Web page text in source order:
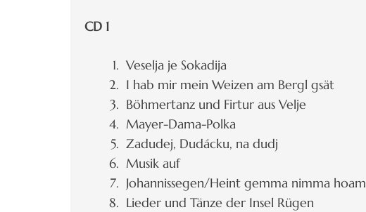
CD 1
Veselja je Sokadija
I hab mir mein Weizen am Bergl gsät
Böhmertanz und Firtur aus Velje
Mayer-Dama-Polka
Zadudej, Dudácku, na dudj
Musik auf
Johannissegen/Heint gemma nimma hoam
Lieder und Tänze der Insel Rügen